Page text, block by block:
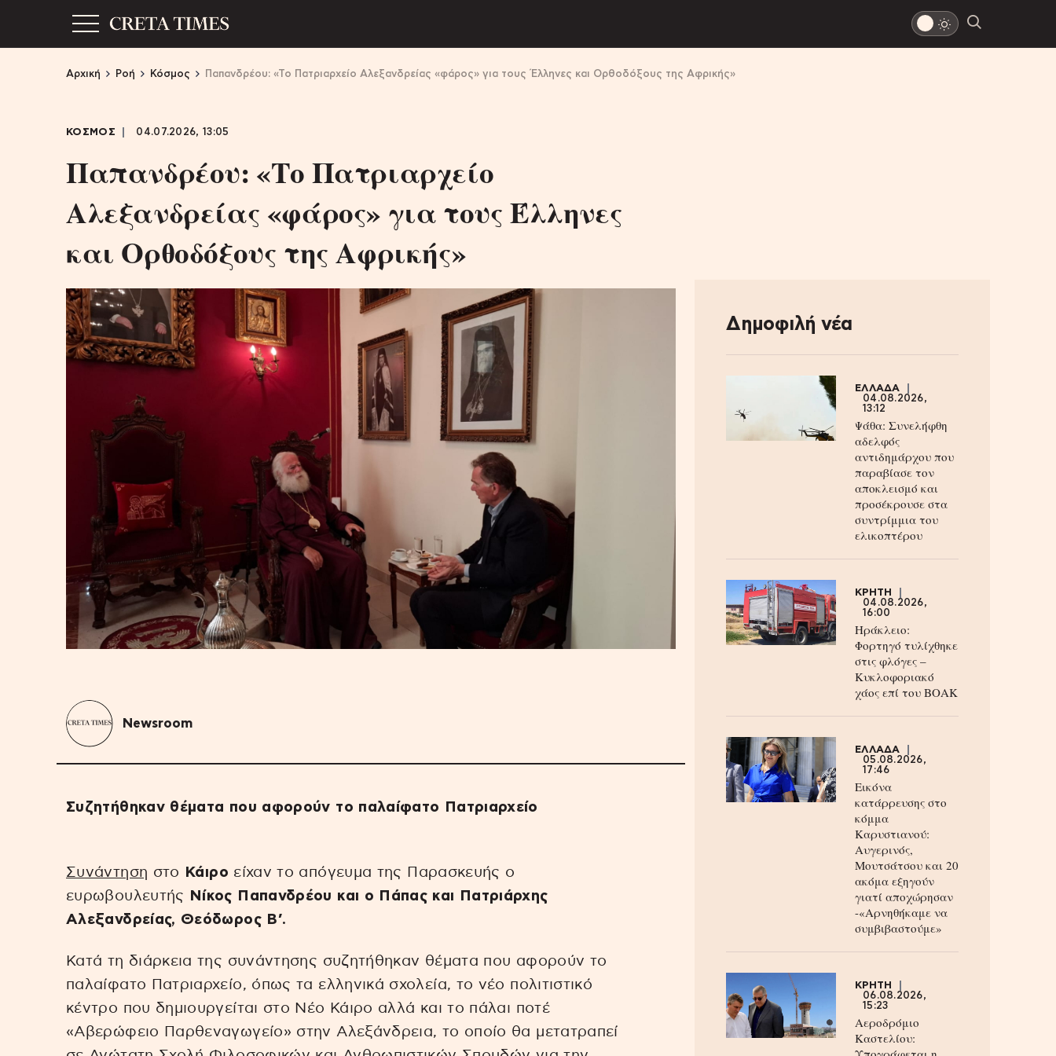
Αρχική Ροή Κόσμος Παπανδρέου: «Το Πατριαρχείο Αλεξανδρείας «φάρος» για τους Έλληνες και Ορθοδόξους της Αφρικής»
ΚΟΣΜΟΣ 04.07.2026, 13:05
Παπανδρέου: «Το Πατριαρχείο
Αλεξανδρείας «φάρος» για τους Έλληνες
και Ορθοδόξους της Αφρικής»
Newsroom
Συζητήθηκαν θέματα που αφορούν το παλαίφατο Πατριαρχείο
Συνάντηση στο Κάιρο είχαν το απόγευμα της Παρασκευής ο
ευρωβουλευτής
Νίκος Παπανδρέου και ο Πάπας και Πατριάρχης
Αλεξανδρείας, Θεόδωρος Β’.
Κατά τη διάρκεια της συνάντησης συζητήθηκαν θέματα που αφορούν το
παλαίφατο Πατριαρχείο, όπως τα ελληνικά σχολεία, το νέο πολιτιστικό
κέντρο που δημιουργείται στο Νέο Κάιρο αλλά και το πάλαι ποτέ
«Αβερώφειο Παρθεναγωγείο» στην Αλεξάνδρεια, το οποίο θα μετατραπεί
Δημοφιλή νέα
ΕΛΛΑΔΑ
04.08.2026,
13:12
Ψάθα: Συνελήφθη
αδελφός
αντιδημάρχου που
παραβίασε τον
αποκλεισμό και
προσέκρουσε στα
συντρίμμια του
ελικοπτέρου
ΚΡΗΤΗ
04.08.2026,
16:00
Ηράκλειο:
Φορτηγό τυλίχθηκε
στις φλόγες –
Κυκλοφοριακό
χάος επί του ΒΟΑΚ
ΕΛΛΑΔΑ
05.08.2026,
17:46
Εικόνα
κατάρρευσης στο
κόμμα
Καρυστιανού:
Αυγερινός,
Μουτσάτσου και 20
ακόμα εξηγούν
γιατί αποχώρησαν
-«Αρνηθήκαμε να
συμβιβαστούμε»
ΚΡΗΤΗ
06.08.2026,
15:23
Αεροδρόμιο
Καστελίου: